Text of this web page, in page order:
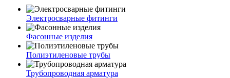
Электросварные фитинги
Фасонные изделия
Полиэтиленовые трубы
Трубопроводная арматура